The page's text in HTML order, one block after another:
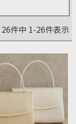
26件中 1-26件表示